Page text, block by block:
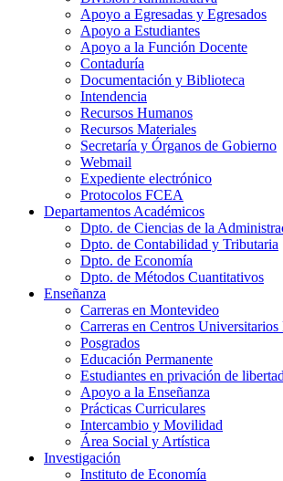
Apoyo a Egresadas y Egresados
Apoyo a Estudiantes
Apoyo a la Función Docente
Contaduría
Documentación y Biblioteca
Intendencia
Recursos Humanos
Recursos Materiales
Secretaría y Órganos de Gobierno
Webmail
Expediente electrónico
Protocolos FCEA
Departamentos Académicos
Dpto. de Ciencias de la
Dpto. de Contabilidad y Tributaria
Dpto. de Economía
Dpto. de Métodos Cuantitativos
Enseñanza
Carreras en Montevideo
Carreras en Centros Universitarios
Posgrados
Educación Permanente
Estudiantes en privación de libertad
Apoyo a la Enseñanza
Prácticas Curriculares
Intercambio y Movilidad
Área Social y Artística
Investigación
Instituto de Economía